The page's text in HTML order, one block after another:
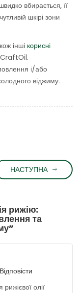
вбирається, її
шкірі зони
інші корисні
CraftOil.
і/або
віджиму.
НАСТУПНА
рижію:
та
”
Відповісти
олії